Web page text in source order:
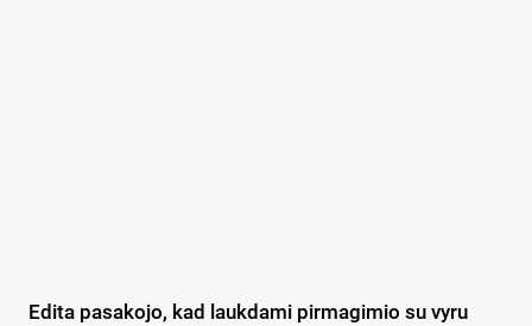
Edi­ta pa­sa­ko­jo, kad lauk­da­mi pir­ma­gi­mio su vy­ru